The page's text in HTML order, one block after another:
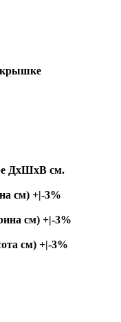
крышке
ДxШxВ см.
см) +|-3%
см) +|-3%
см) +|-3%